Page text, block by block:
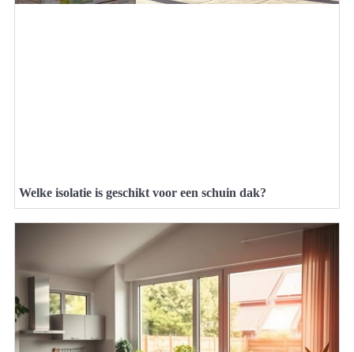
Welke isolatie is geschikt voor een schuin dak?